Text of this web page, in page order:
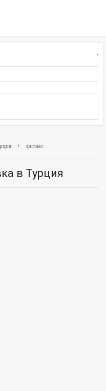
фитнес
в Турция